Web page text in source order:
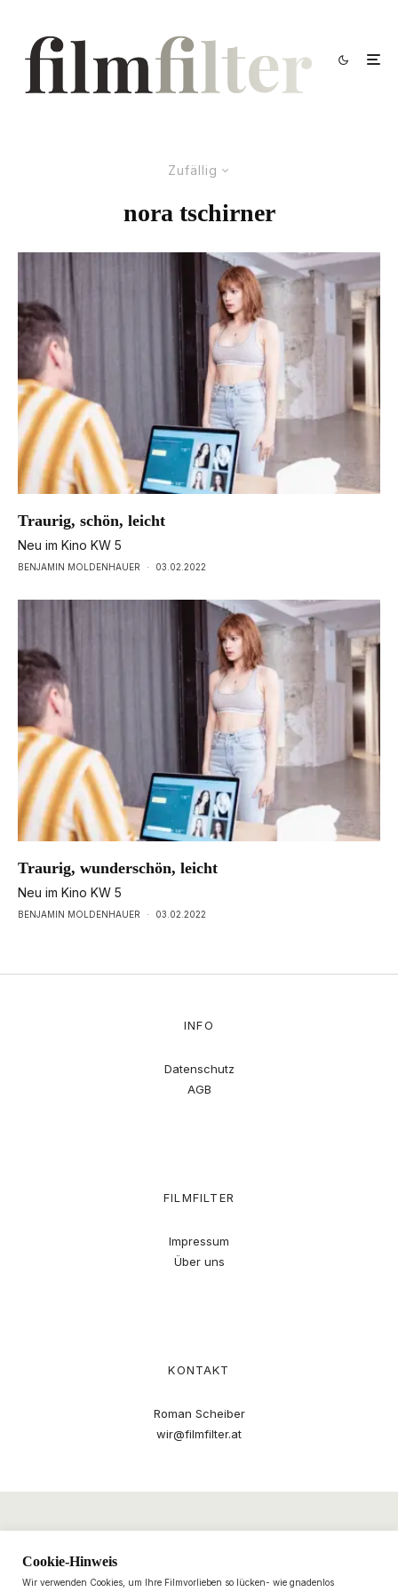
Zufällig
nora tschirner
Traurig, schön, leicht
Neu im Kino KW 5
BENJAMIN MOLDENHAUER · 03.02.2022
Traurig, wunderschön, leicht
Neu im Kino KW 5
BENJAMIN MOLDENHAUER · 03.02.2022
INFO
Datenschutz
AGB
FILMFILTER
Impressum
Über uns
KONTAKT
Roman Scheiber
wir@filmfilter.at
Cookie-Hinweis
Wir verwenden Cookies, um Ihre Filmvorlieben so lücken- wie gnadenlos